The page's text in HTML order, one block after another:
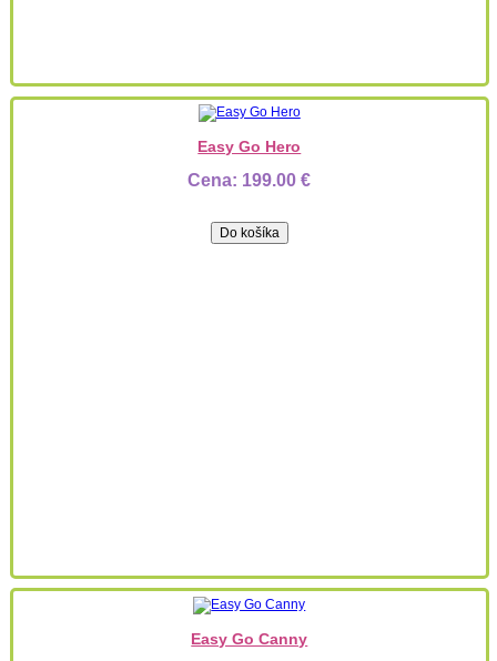
Easy Go Hero
Cena: 199.00 €
Easy Go Canny